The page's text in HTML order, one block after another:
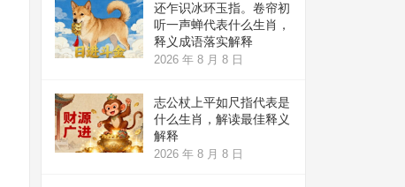
还乍识冰环玉指。卷帘初
听一声蝉代表什么生肖，
释义成语落实解释
2026 年 8 月 8 日
志公杖上平如尺指代表是
什么生肖，解读最佳释义
解释
2026 年 8 月 8 日